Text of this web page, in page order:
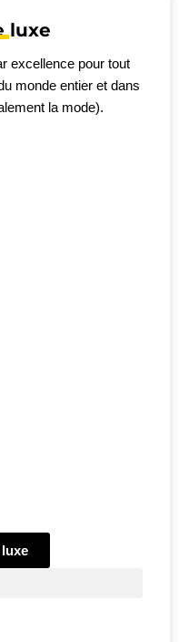
luxe
excellence pour tout
monde entier et dans
la mode).